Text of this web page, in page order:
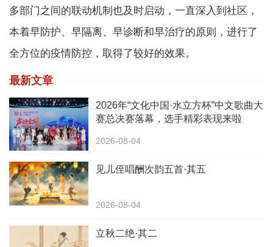
多部门之间的联动机制也及时启动，一直深入到社区，
本着早防护、早隔离、早诊断和早治疗的原则，进行了
全方位的疫情防控，取得了较好的效果。
最新文章
2026年“文化中国·水立方杯”中文歌曲大
赛总决赛落幕，选手精彩表现来啦
2026-08-04
见儿侄唱酬次韵五首·其五
2026-08-04
立秋二绝·其二